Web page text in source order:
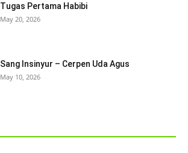
Tugas Pertama Habibi
May 20, 2026
Sang Insinyur – Cerpen Uda Agus
May 10, 2026